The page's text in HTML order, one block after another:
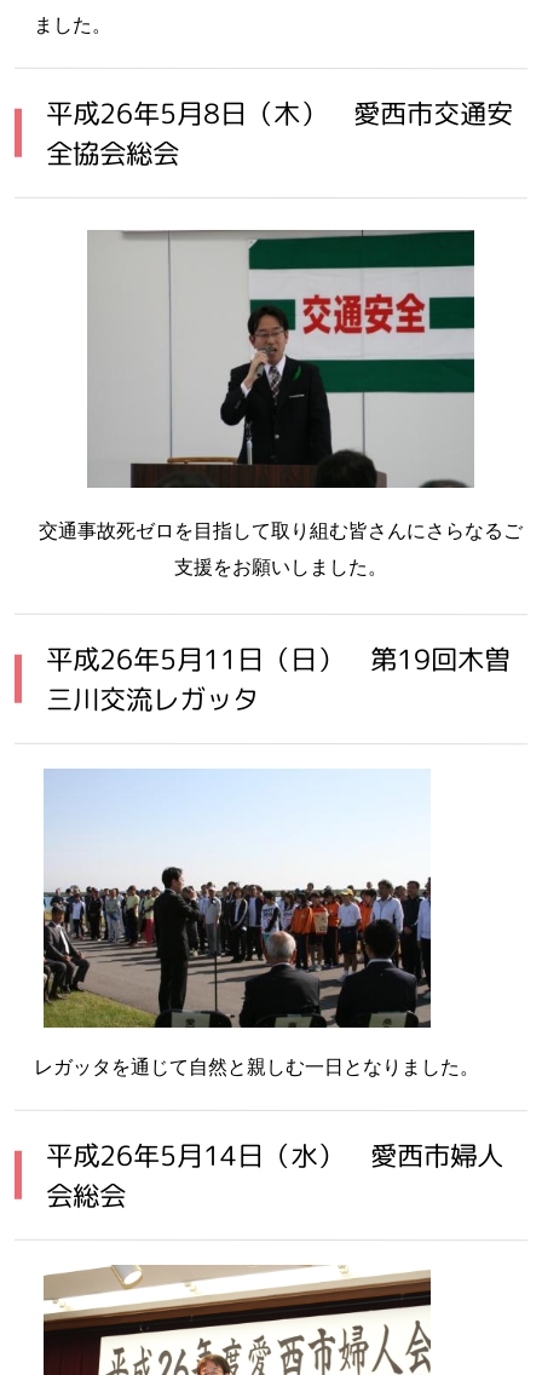
ました。
平成26年5月8日（木） 愛西市交通安
全協会総会
交通事故死ゼロを目指して取り組む皆さんにさらなるご
支援をお願いしました。
平成26年5月11日（日） 第19回木曽
三川交流レガッタ
レガッタを通じて自然と親しむ一日となりました。
平成26年5月14日（水） 愛西市婦人
会総会